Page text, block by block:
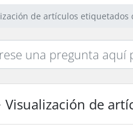
de artículos etiquetados
Visualización de